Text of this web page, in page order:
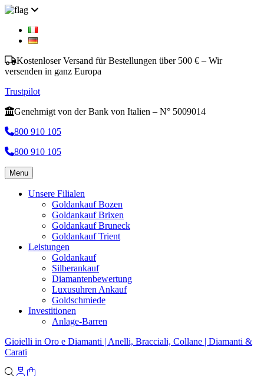
Kostenloser Versand für Bestellungen über 500 € – Wir
versenden in ganz Europa
Trustpilot
Genehmigt von der Bank von Italien – N° 5009014
800 910 105
800 910 105
Menu
Unsere Filialen
Goldankauf Bozen
Goldankauf Brixen
Goldankauf Bruneck
Goldankauf Trient
Leistungen
Goldankauf
Silberankauf
Diamantenbewertung
Luxusuhren Ankauf
Goldschmiede
Investitionen
Anlage-Barren
Gioielli in Oro e Diamanti | Anelli, Bracciali, Collane | Diamanti &
Carati